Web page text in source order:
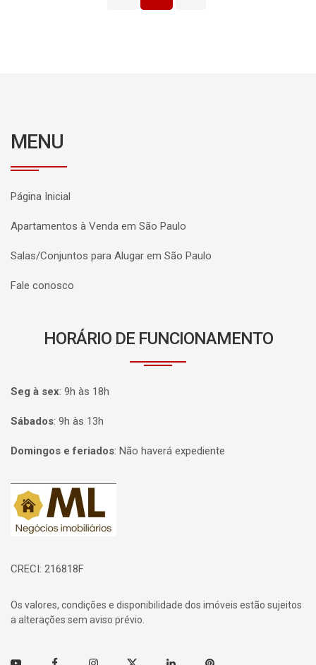
MENU
Página Inicial
Apartamentos à Venda em São Paulo
Salas/Conjuntos para Alugar em São Paulo
Fale conosco
HORÁRIO DE FUNCIONAMENTO
Seg à sex: 9h às 18h
Sábados: 9h às 13h
Domingos e feriados: Não haverá expediente
Página inicial
CRECI: 216818F
Os valores, condições e disponibilidade dos imóveis estão sujeitos
a alterações sem aviso prévio.